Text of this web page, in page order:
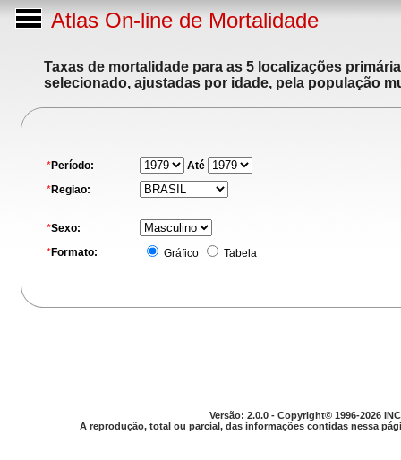
Atlas On-line de Mortalidade
Taxas de mortalidade para as 5 localizações
selecionado, ajustadas por idade, pela população
*Período:
Até
*Regiao:
*Sexo:
*Formato: Gráfico Tabela
Versão: 2.0.0 - Copyright© 1996-2026
A reprodução, total ou parcial, das informações contidas nessa